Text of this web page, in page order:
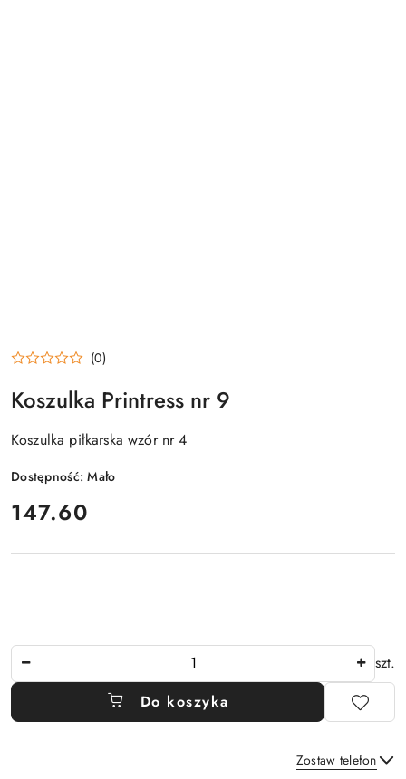
(0)
Koszulka Printress nr 9
Koszulka piłkarska wzór nr 4
Dostępność:Mało
cena:
147.60
szt.
Do koszyka
Zostaw telefon